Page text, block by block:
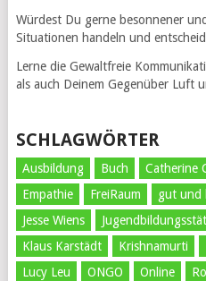
Würdest Du gerne besonnener
Situationen handeln und
Lerne die Gewaltfreie
als auch Deinem Gegenüber Luft
SCHLAGWÖRTER
Ausbildung Buch Catherine
Empathie
FreiRaum gut und
Jesse Wiens
Klaus Karstädt
Krishnamurti
Lucy Leu
ONGO Online